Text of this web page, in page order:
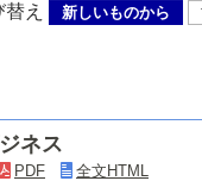
え 新しいものから
ネス
PDF 全文HTML